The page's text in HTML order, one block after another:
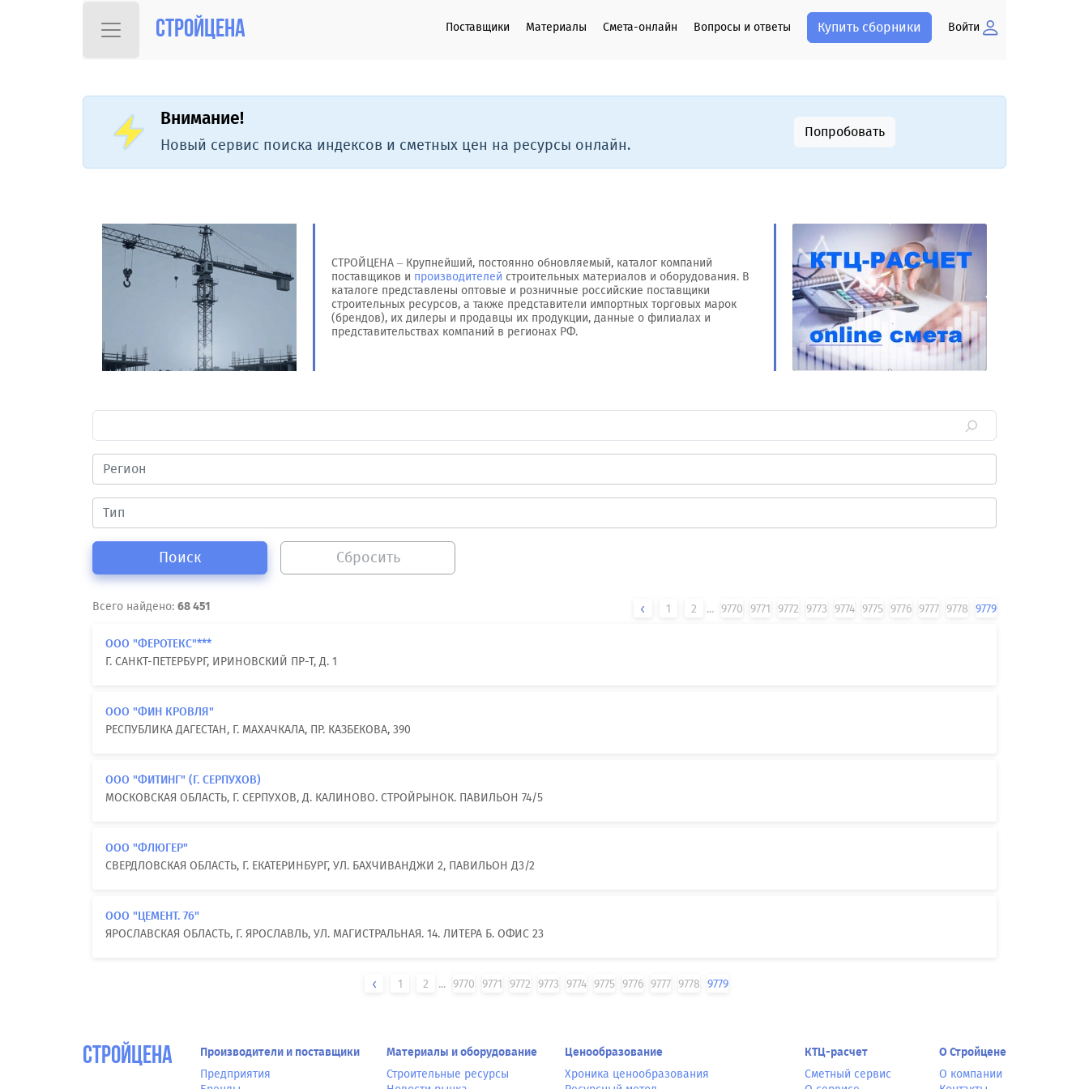
Стройцена Поставщики Материалы Смета-онлайн Вопросы и ответы Купить сборники Войти
Внимание!
Новый сервис поиска индексов и сметных цен на ресурсы онлайн.
Попробовать
СТРОЙЦЕНА – Крупнейший, постоянно обновляемый, каталог компаний
поставщиков и производителей строительных материалов и оборудования. В
каталоге представлены оптовые и розничные российские поставщики
строительных ресурсов, а также представители импортных торговых марок
(брендов), их дилеры и продавцы их продукции, данные о филиалах и
представительствах компаний в регионах РФ.
Поиск Сбросить
Всего найдено: 68 451 1 2 ... 9770 9771 9772 9773 9774 9775 9776 9777 9778 9779
ООО "ФЕРОТЕКС"***
Г. САНКТ-ПЕТЕРБУРГ, ИРИНОВСКИЙ ПР-Т, Д. 1
ООО "ФИН КРОВЛЯ"
РЕСПУБЛИКА ДАГЕСТАН, Г. МАХАЧКАЛА, ПР. КАЗБЕКОВА, 390
ООО "ФИТИНГ" (Г. СЕРПУХОВ)
МОСКОВСКАЯ ОБЛАСТЬ, Г. СЕРПУХОВ, Д. КАЛИНОВО. СТРОЙРЫНОК. ПАВИЛЬОН 74/5
ООО "ФЛЮГЕР"
СВЕРДЛОВСКАЯ ОБЛАСТЬ, Г. ЕКАТЕРИНБУРГ, УЛ. БАХЧИВАНДЖИ 2, ПАВИЛЬОН Д3/2
ООО "ЦЕМЕНТ. 76"
ЯРОСЛАВСКАЯ ОБЛАСТЬ, Г. ЯРОСЛАВЛЬ, УЛ. МАГИСТРАЛЬНАЯ. 14. ЛИТЕРА Б. ОФИС 23
1 2 ... 9770 9771 9772 9773 9774 9775 9776 9777 9778 9779
СтройЦена
Производители и поставщики
Предприятия
Материалы и оборудование
Строительные ресурсы
Ценообразование
Хроника ценообразования
КТЦ-расчет
Сметный сервис
О Стройцене
О компании